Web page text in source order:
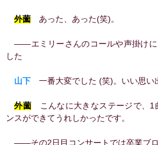
外薗 あった、あった(笑)。
――エミリーさんのコールや声掛けに
した
山下 一番大変でした (笑)。いい思い
外薗 こんなに大きなステージで、1
ンスができてうれしかったです。
――その2日目コンサートでは卒業ブ